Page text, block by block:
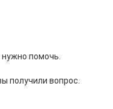
помочь.
получили вопрос.